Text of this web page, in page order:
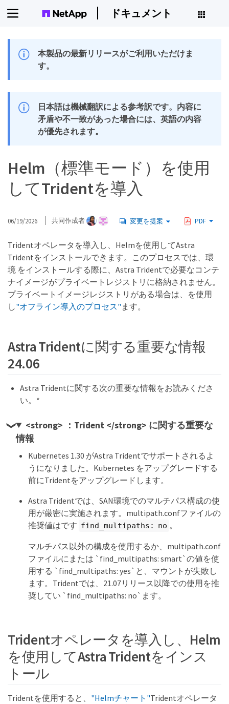
ドキュメント
本製品の最新リリースがご利用いただけま
す。
日本語は機械翻訳による参考訳です。内容に
矛盾や不一致があった場合には、英語の内容
が優先されます。
Helm（標準モード）を使用
してTridentを導入
06/19/2026 共同作成者 変更を提案 PDF
Tridentオペレータを導入し、Helmを使用してAstra
Tridentをインストールできます。このプロセスでは、環
境 をインストールする際に、Astra Tridentで必要なコンテ
ナイメージがプライベートレジストリに格納されません。
プライベートイメージレジストリがある場合は、を使用
し"オフライン導入のプロセス" ます。
Astra Tridentに関する重要な情報
24.06
Astra Tridentに関する次の重要な情報をお読みくださ
い。*
<strong> ：Trident </strong> に関する重要な
情報
Kubernetes 1.30 がAstra Tridentでサポートされるよ
うになりました。Kubernetes をアップグレードする
前にTridentをアップグレードします。
Astra Tridentでは、SAN環境でのマルチパス構成の使
用が厳密に実施されます。multipath.confファイルの
推奨値はです find_multipaths: no 。
マルチパス以外の構成を使用するか、multipath.conf
ファイルにまたは `find_multipaths: smart`の値を使
用する `find_multipaths: yes`と、マウントが失敗し
ます。Tridentでは、21.07リリース以降での使用を推
奨してい `find_multipaths: no`ます。
Tridentオペレータを導入し、Helm
を使用してAstra Tridentをインス
トール
Tridentを使用すると、 "Helmチャート"Tridentオペレータ